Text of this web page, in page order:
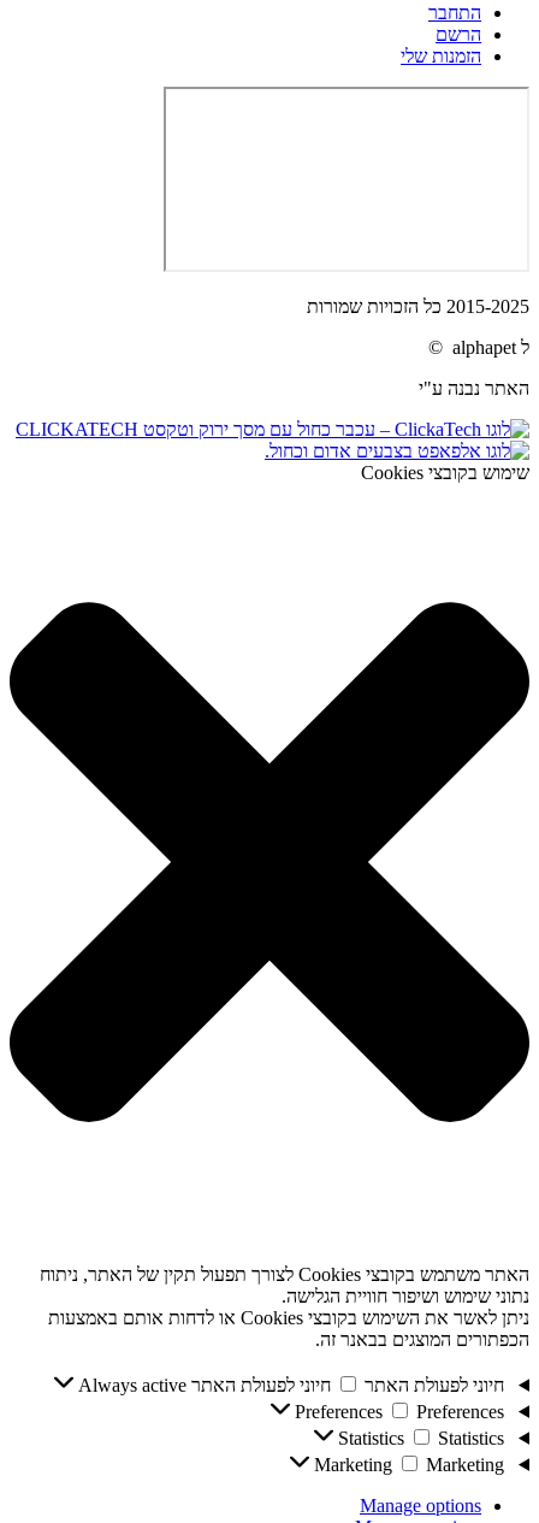
התחבר
הרשם
הזמנות שלי
2015-2025 כל הזכויות שמורות
ל alphapet ©
האתר נבנה ע"י
שימוש בקובצי Cookies
האתר משתמש בקובצי Cookies לצורך תפעול תקין של האתר, ניתוח
נתוני שימוש ושיפור חוויית הגלישה.
ניתן לאשר את השימוש בקובצי Cookies או לדחות אותם באמצעות
הכפתורים המוצגים בבאנר זה.
חיוני לפעולת האתר חיוני לפעולת האתר Always active
Preferences
Preferences
Statistics
Statistics
Marketing
Marketing
Manage options